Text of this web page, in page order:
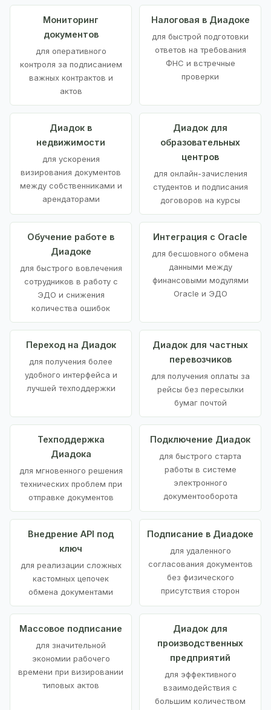
Мониторинг
документов
для оперативного
контроля за подписанием
важных контрактов и
актов
Налоговая в Диадоке
для быстрой подготовки
ответов на требования
ФНС и встречные
проверки
Диадок в
недвижимости
для ускорения
визирования документов
между собственниками и
арендаторами
Диадок для
образовательных
центров
для онлайн-зачисления
студентов и подписания
договоров на курсы
Обучение работе в
Диадоке
для быстрого вовлечения
сотрудников в работу с
ЭДО и снижения
количества ошибок
Интеграция с Oracle
для бесшовного обмена
данными между
финансовыми модулями
Oracle и ЭДО
Переход на Диадок
для получения более
удобного интерфейса и
лучшей техподдержки
Диадок для частных
перевозчиков
для получения оплаты за
рейсы без пересылки
бумаг почтой
Техподдержка
Диадока
для мгновенного решения
технических проблем при
отправке документов
Подключение Диадок
для быстрого старта
работы в системе
электронного
документооборота
Внедрение API под
ключ
для реализации сложных
кастомных цепочек
обмена документами
Подписание в Диадоке
для удаленного
согласования документов
без физического
присутствия сторон
Массовое подписание
для значительной
экономии рабочего
времени при визировании
типовых актов
Диадок для
производственных
предприятий
для эффективного
взаимодействия с
большим количеством